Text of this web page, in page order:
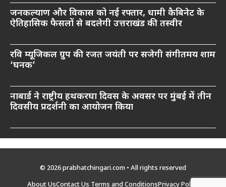
जनकल्याण और विकास को नई रफ्तार, धामी कैबिनेट के
ऐतिहासिक फैसलों से बदलेगी उत्तराखंड की तस्वीर
रवि म्यूजिकल ग्रुप की रजत जयंती पर सजेगी संगीतमय शाम
‘घनक’
नाबार्ड ने राष्ट्रीय हथकरघा दिवस के अवसर पर मुंबई में तीन
दिवसीय प्रदर्शनी का आयोजन किया
© 2026 prabhatchingari.com • All rights reserved
About UsContact Us Terms and ConditionsPrivacy Policy